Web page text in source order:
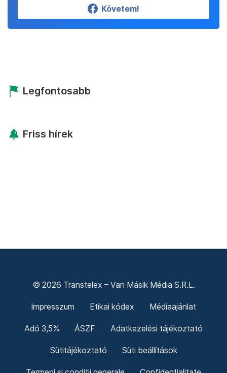
Követem!
Legfontosabb
Friss hírek
© 2026 Transtelex – Van Másik Média S.R.L.
Impresszum Etikai kódex Médiaajánlat
Adó 3,5% ÁSZF Adatkezelési tájékoztató
Sütitájékoztató Süti beállítások